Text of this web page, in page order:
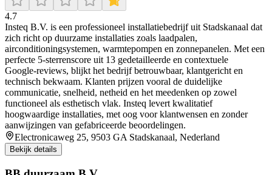
4.7
Insteq B.V. is een professioneel installatiebedrijf uit Stadskanaal dat
zich richt op duurzame installaties zoals laadpalen,
airconditioningsystemen, warmtepompen en zonnepanelen. Met een
perfecte 5‑sterrenscore uit 13 gedetailleerde en contextuele
Google‑reviews, blijkt het bedrijf betrouwbaar, klantgericht en
technisch bekwaam. Klanten prijzen vooral de duidelijke
communicatie, snelheid, netheid en het meedenken op zowel
functioneel als esthetisch vlak. Insteq levert kwalitatief
hoogwaardige installaties, met oog voor klantwensen en zonder
aanwijzingen van gefabriceerde beoordelingen.
Electronicaweg 25, 9503 GA Stadskanaal, Nederland
Bekijk details